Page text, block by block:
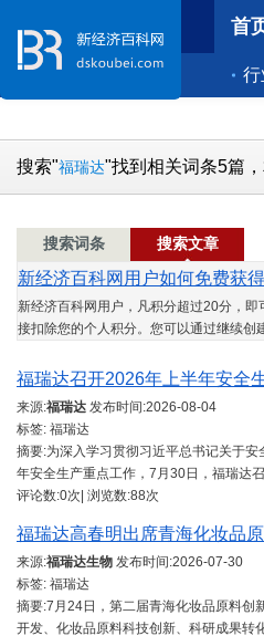
首
行
搜索"福瑞达"找到相关词条5篇
搜索词条 搜索文章
新经济百科网用户如何免费获
新经济百科网用户，凡积分超过20分，即
接扣除您的个人积分。您可以通过继续
福瑞达召开2026年上半年安全
来源:福瑞达 发布时间:2026-08-04
标签: 福瑞达
摘要:为深入学习贯彻习近平总书记关于
年安全生产重点工作，7月30日，福瑞达
评论数:0次| 浏览数:88次
福瑞达高春明出席青海化妆品
来源:福瑞达生物 发布时间:2026-07-30
标签: 福瑞达
摘要:7月24日，第二届青海化妆品原料创
开发、化妆品原料科技创新、科研成果转